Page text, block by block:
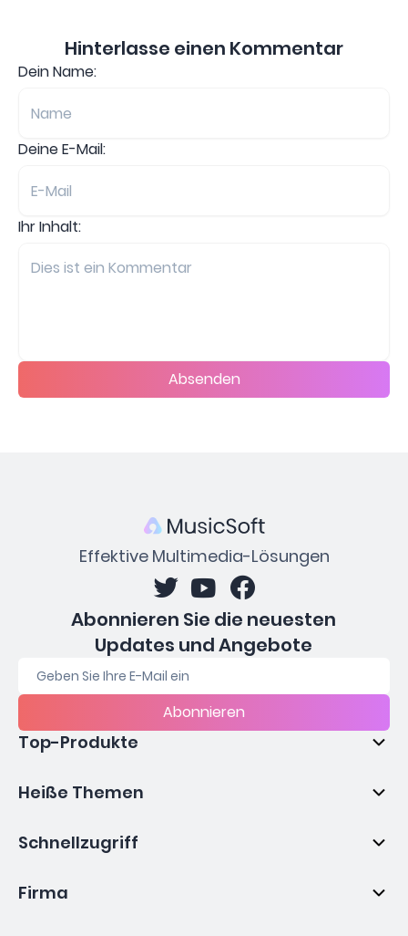
Hinterlasse einen Kommentar
Dein Name:
Deine E-Mail:
Ihr Inhalt:
Absenden
Effektive Multimedia-Lösungen
Abonnieren Sie die neuesten
Updates und Angebote
Abonnieren
Top-Produkte
Heiße Themen
Schnellzugriff
Firma